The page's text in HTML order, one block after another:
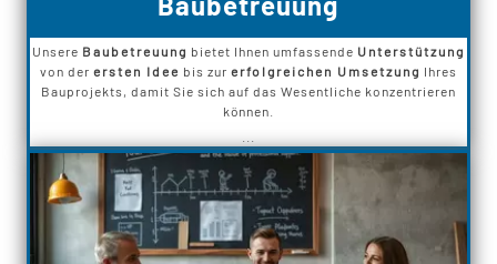
Unsere Baubetreuung bietet Ihnen umfassende Unterstützung
von der ersten Idee bis zur erfolgreichen Umsetzung Ihres
Bauprojekts, damit Sie sich auf das Wesentliche konzentrieren
können.